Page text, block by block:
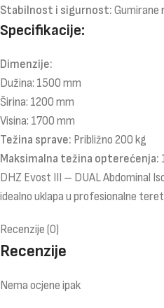
Stabilnost i sigurnost: Gumirane
Specifikacije:
Dimenzije:
Dužina: 1500 mm
Širina: 1200 mm
Visina: 1700 mm
Težina sprave: Približno 200 kg
Maksimalna težina opterećenja:
DHZ Evost III – DUAL Abdominal
idealno uklapa u profesionalne
Recenzije (0)
Recenzije
Nema ocjene ipak